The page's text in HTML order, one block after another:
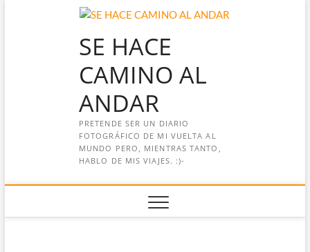
SE HACE
CAMINO AL
ANDAR
PRETENDE SER UN DIARIO
FOTOGRÁFICO DE MI VUELTA AL
MUNDO PERO, MIENTRAS TANTO,
HABLO DE MIS VIAJES. :)-